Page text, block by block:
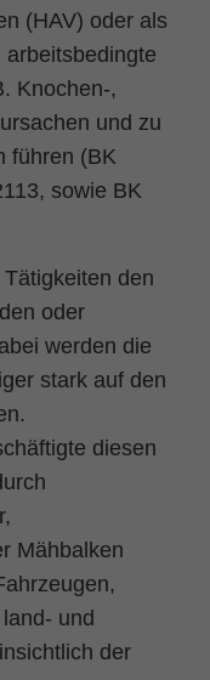
(HAV) oder als
Knochen-,
und zu
führen (BK
sowie BK
den
oder
werden die
stark auf den
diesen
Mähbalken
und
der